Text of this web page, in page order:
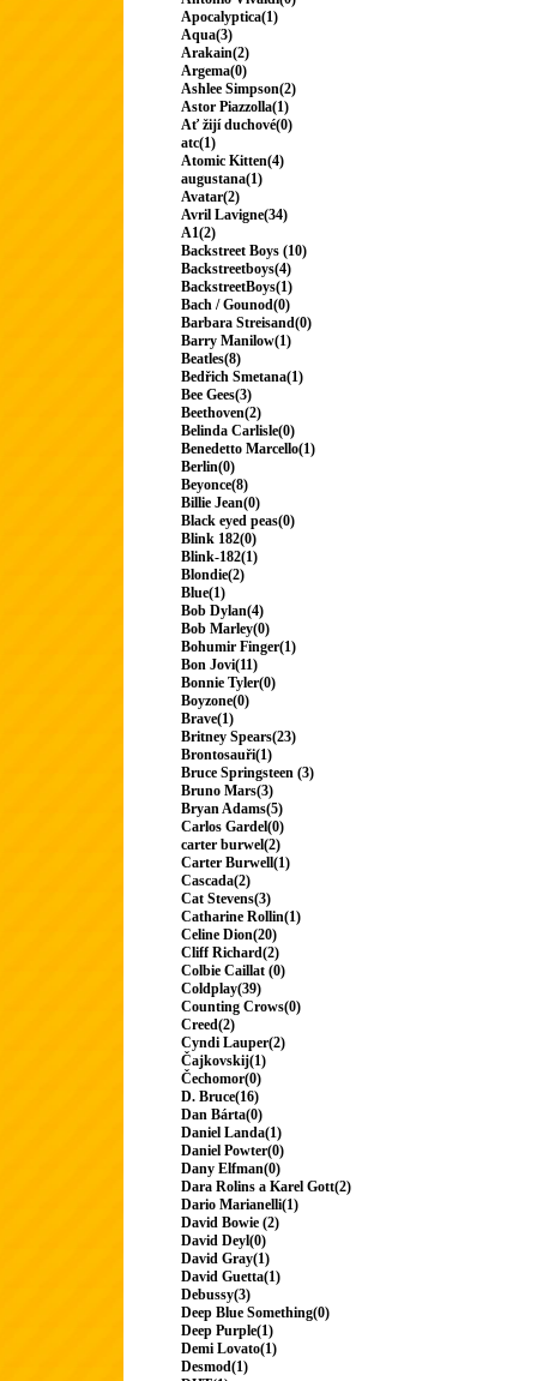
Apocalyptica(1)
Aqua(3)
Arakain(2)
Argema(0)
Ashlee Simpson(2)
Astor Piazzolla(1)
Ať žijí duchové(0)
atc(1)
Atomic Kitten(4)
augustana(1)
Avatar(2)
Avril Lavigne(34)
A1(2)
Backstreet Boys (10)
Backstreetboys(4)
BackstreetBoys(1)
Bach / Gounod(0)
Barbara Streisand(0)
Barry Manilow(1)
Beatles(8)
Bedřich Smetana(1)
Bee Gees(3)
Beethoven(2)
Belinda Carlisle(0)
Benedetto Marcello(1)
Berlin(0)
Beyonce(8)
Billie Jean(0)
Black eyed peas(0)
Blink 182(0)
Blink-182(1)
Blondie(2)
Blue(1)
Bob Dylan(4)
Bob Marley(0)
Bohumir Finger(1)
Bon Jovi(11)
Bonnie Tyler(0)
Boyzone(0)
Brave(1)
Britney Spears(23)
Brontosauři(1)
Bruce Springsteen (3)
Bruno Mars(3)
Bryan Adams(5)
Carlos Gardel(0)
carter burwel(2)
Carter Burwell(1)
Cascada(2)
Cat Stevens(3)
Catharine Rollin(1)
Celine Dion(20)
Cliff Richard(2)
Colbie Caillat (0)
Coldplay(39)
Counting Crows(0)
Creed(2)
Cyndi Lauper(2)
Čajkovskij(1)
Čechomor(0)
D. Bruce(16)
Dan Bárta(0)
Daniel Landa(1)
Daniel Powter(0)
Dany Elfman(0)
Dara Rolins a Karel Gott(2)
Dario Marianelli(1)
David Bowie (2)
David Deyl(0)
David Gray(1)
David Guetta(1)
Debussy(3)
Deep Blue Something(0)
Deep Purple(1)
Demi Lovato(1)
Desmod(1)